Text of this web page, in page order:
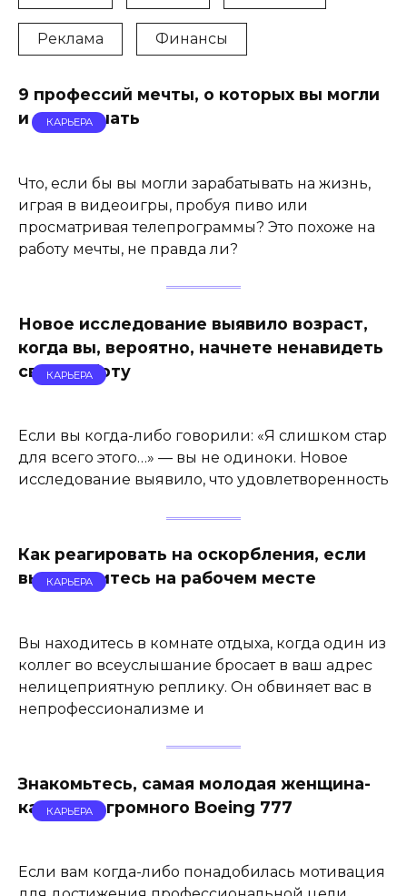
Реклама Финансы
9 профессий мечты, о которых вы могли
и не слышать
КАРЬЕРА
Что, если бы вы могли зарабатывать на жизнь,
играя в видеоигры, пробуя пиво или
просматривая телепрограммы? Это похоже на
работу мечты, не правда ли?
Новое исследование выявило возраст,
когда вы, вероятно, начнете ненавидеть
свою работу
КАРЬЕРА
Если вы когда-либо говорили: «Я слишком стар
для всего этого…» — вы не одиноки. Новое
исследование выявило, что удовлетворенность
Как реагировать на оскорбления, если
вы находитесь на рабочем месте
КАРЬЕРА
Вы находитесь в комнате отдыха, когда один из
коллег во всеуслышание бросает в ваш адрес
нелицеприятную реплику. Он обвиняет вас в
непрофессионализме и
Знакомьтесь, самая молодая женщина-
капитан огромного Boeing 777
КАРЬЕРА
Если вам когда-либо понадобилась мотивация